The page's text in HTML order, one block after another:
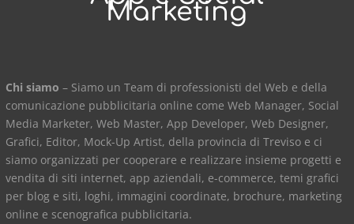
Marketing
Chi siamo – Siamo un Team di professionisti del Web e della
comunicazione pubblicitaria online come Web Manager, Social
Media Marketer, Web Master, App Developer, Web Designer,
Grafici, Editor, Mock-Up Artist, della provincia di Treviso e ci
siamo organizzati per cooperare e realizzare insieme progetti e
vendita di siti internet, app aziendali, e-commerce, temi grafici
per blog e siti, loghi, immagini coordinate, brochure, marketing
online e scenografica pubblicitaria.